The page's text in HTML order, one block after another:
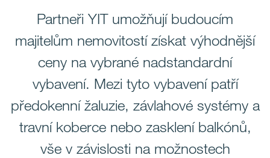
Partneři YIT umožňují budoucím
majitelům nemovitostí získat výhodnější
ceny na vybrané nadstandardní
vybavení. Mezi tyto vybavení patří
předokenní žaluzie, závlahové systémy a
travní koberce nebo zasklení balkónů,
vše v závislosti na možnostech